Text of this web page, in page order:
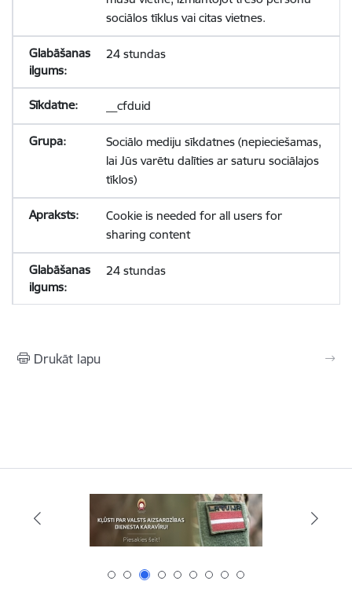
sociālos tīklus vai citas vietnes.
24 stundas
__cfduid
Sociālo mediju sīkdatnes (nepieciešamas,
lai Jūs varētu dalīties ar saturu sociālajos
tīklos)
Cookie is needed for all users for
sharing content
24 stundas
Drukāt lapu